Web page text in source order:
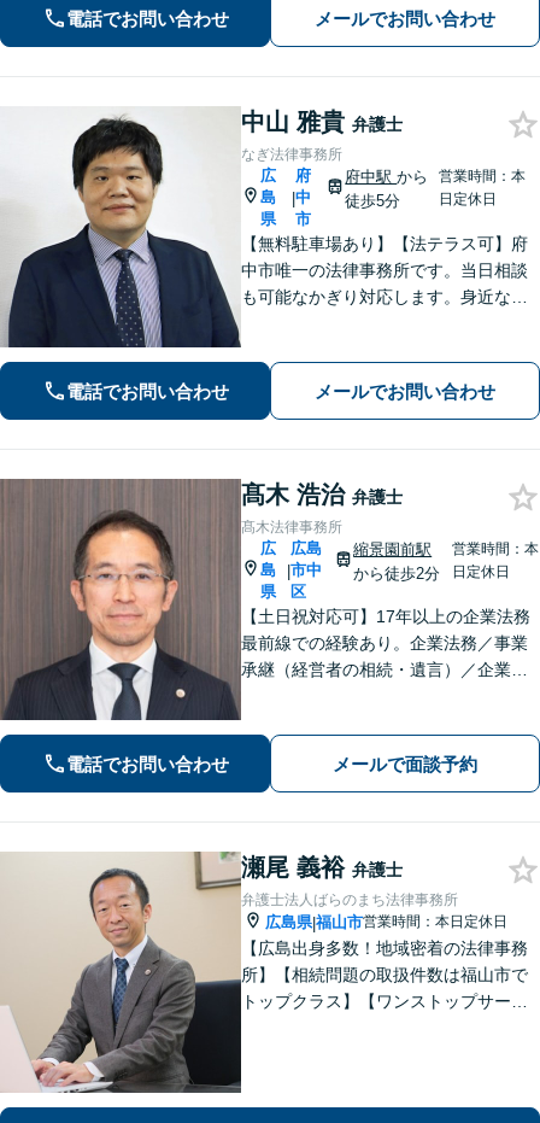
を第一に考えたパートナー弁護士に。
早めのご相談が有利な解決の鍵です。
電話でお問い合わせ メールでお問い合わせ
中山 雅貴 弁護士
なぎ法律事務所
広
島
県
|
府
中
市
府中駅から
徒歩5分
営業時間：本
日定休日
【無料駐車場あり】【法テラス可】府
中市唯一の法律事務所です。当日相談
も可能なかぎり対応します。身近な相
とがありましたら、まずはお気軽にご
相談ください。【出張相談に対応】
電話でお問い合わせ メールでお問い合わせ
髙木 浩治 弁護士
髙木法律事務所
広
島
県
|
広島
市中
区
縮景園前駅
から徒歩2分
営業時間：本
日定休日
【土日祝対応可】17年以上の企業法務
最前線での経験あり。企業法務／事業
承継（経営者の相続・遺言）／企業の
験を活かした的確な対応で、企業の発
展と経営をサポート。顧問契約もお任
電話でお問い合わせ メールで面談予約
瀬尾 義裕 弁護士
弁護士法人ばらのまち法律事務所
広島県|福山市営業時間：本日定休日
【広島出身多数！地域密着の法律事務
所】【相続問題の取扱件数は福山市で
トップクラス】【ワンストップサービ
遺言・相続、債務整理など、幅広い分